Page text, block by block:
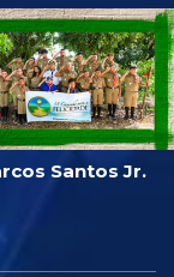
Santos Jr.